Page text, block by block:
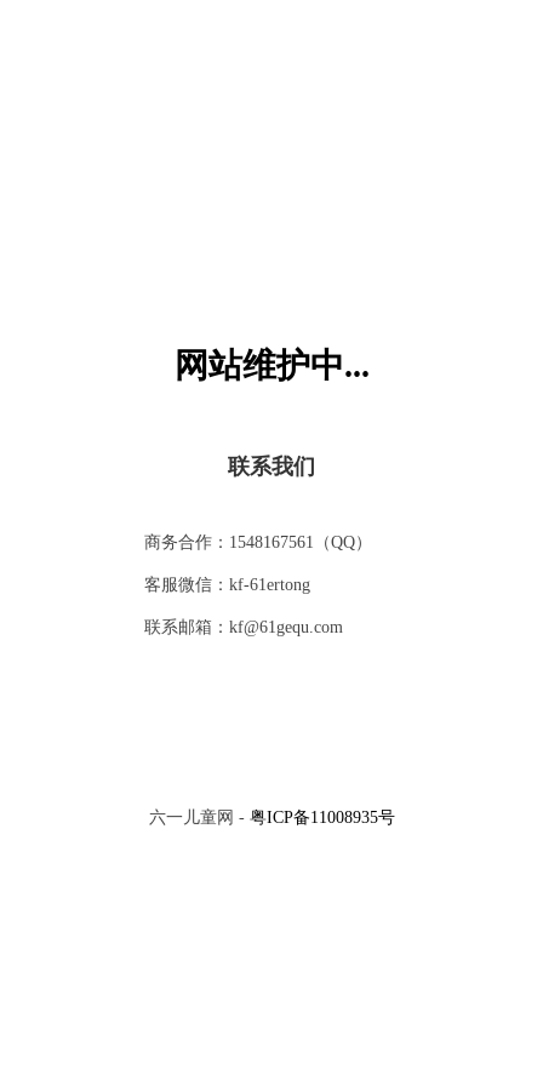
网站维护中...
联系我们
商务合作：1548167561（QQ）
客服微信：kf-61ertong
联系邮箱：kf@61gequ.com
六一儿童网 - 粤ICP备11008935号